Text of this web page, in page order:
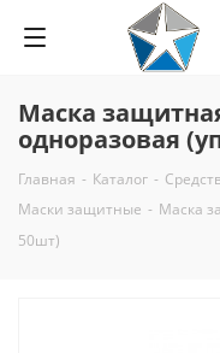
Маска
одноразовая
Главная - Каталог -
Маски защитные - Маска
50шт)